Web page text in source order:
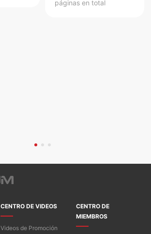
páginas en total
CENTRO DE VIDEOS
Videos de Promoción
CENTRO DE
MIEMBROS